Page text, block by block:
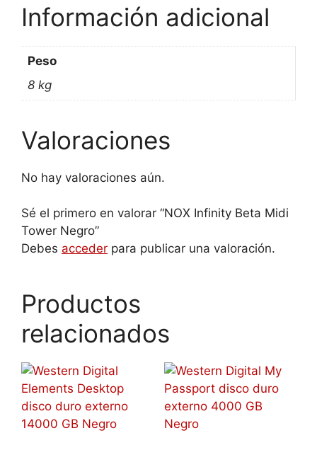
Información adicional
Peso
8 kg
Valoraciones
No hay valoraciones aún.
Sé el primero en valorar “NOX Infinity Beta Midi
Tower Negro”
Debes acceder para publicar una valoración.
Productos
relacionados